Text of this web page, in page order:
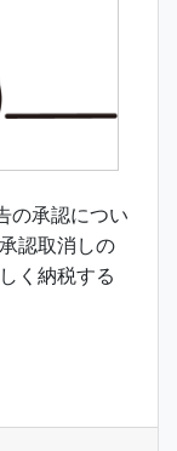
の承認につい
認取消しの
く納税する